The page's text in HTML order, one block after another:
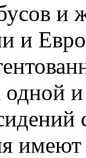
и
и
одной
имеют